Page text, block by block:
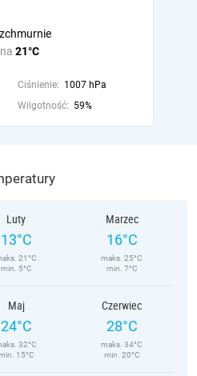
21°C
Ciśnienie: 1007 hPa
Wilgotność: 59%
Luty
13°C
21°C
min. 5°C
Marzec
16°C
maks. 25°C
min. 7°C
Maj
24°C
32°C
15°C
Czerwiec
28°C
maks. 34°C
min. 20°C